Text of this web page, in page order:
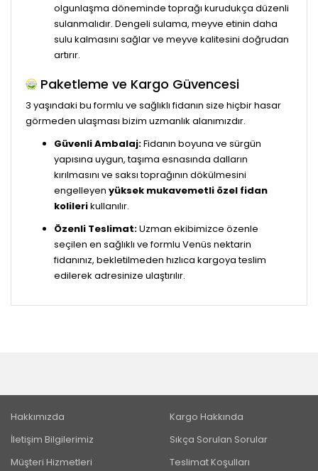
olgunlaşma döneminde toprağı kurudukça düzenli
sulanmalıdır. Dengeli sulama, meyve etinin daha
sulu kalmasını sağlar ve meyve kalitesini doğrudan
artırır.
Paketleme ve Kargo Güvencesi
3 yaşındaki bu formlu ve sağlıklı fidanın size hiçbir hasar
görmeden ulaşması bizim uzmanlık alanımızdır.
Güvenli Ambalaj:Fidanın boyuna ve sürgün
yapısına uygun, taşıma esnasında dalların
kırılmasını ve saksı toprağının dökülmesini
engelleyen yüksek mukavemetli özel fidan
kolilerikullanılır.
Özenli Teslimat:Uzman ekibimizce özenle
seçilen en sağlıklı ve formlu Venüs nektarin
fidanınız, bekletilmeden hızlıca kargoya teslim
edilerek adresinize ulaştırılır.
Hakkımızda
İletişim Bilgilerimiz
Müşteri Hizmetleri
Kargo Hakkında
Sıkça Sorulan Sorular
Teslimat Koşulları